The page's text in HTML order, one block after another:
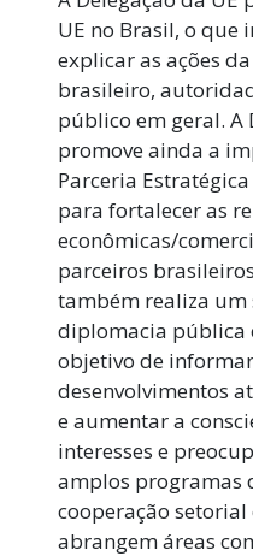
UE no Brasil, o que
explicar as ações
brasileiro,
público em geral. A
promove ainda a
Parceria
para fortalecer as
econômicas/
parceiros
também realiza um
diplomacia pública
objetivo de
desenvolvimentos
e aumentar a
interesses e
amplos programas
cooperação setorial
abrangem áreas